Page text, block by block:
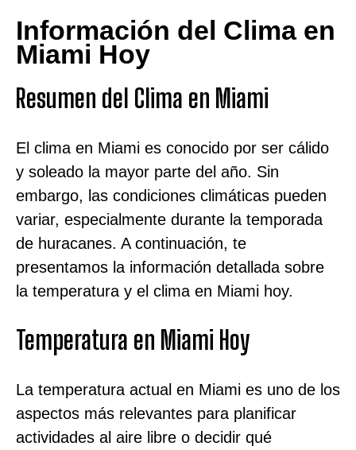
Información del Clima en
Miami Hoy
Resumen del Clima en Miami
El clima en Miami es conocido por ser cálido
y soleado la mayor parte del año. Sin
embargo, las condiciones climáticas pueden
variar, especialmente durante la temporada
de huracanes. A continuación, te
presentamos la información detallada sobre
la temperatura y el clima en Miami hoy.
Temperatura en Miami Hoy
La temperatura actual en Miami es uno de los
aspectos más relevantes para planificar
actividades al aire libre o decidir qué